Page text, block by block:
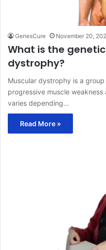
GenesCure November 20,
What is the
dystrophy?
Muscular dystrophy is a
progressive muscle
varies depending…
Read More »